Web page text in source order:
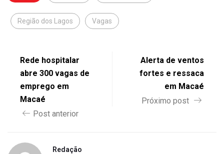
Região dos Lagos Vagas
Rede hospitalar
abre 300 vagas de
emprego em
Macaé
Post anterior
Alerta de ventos
fortes e ressaca
em Macaé
Próximo post
Redação